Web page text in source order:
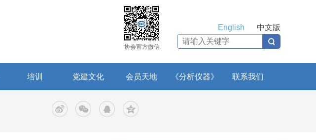
English 中文版
协会官方微信
培训 党建文化 会员天地 《分析仪器》 联系我们